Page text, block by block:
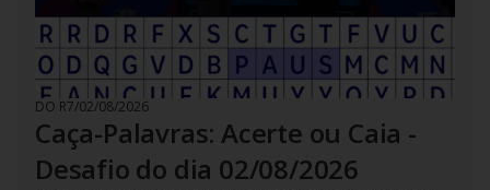
DO R7/02/08/2026
Caça-Palavras: Acerte ou Caia -
Desafio do dia 02/08/2026